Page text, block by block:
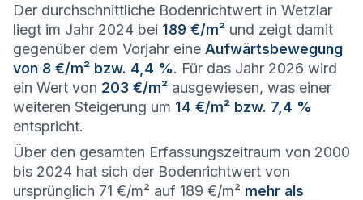
Der durchschnittliche Bodenrichtwert in Wetzlar
liegt im Jahr 2024 bei 189 €/m² und zeigt damit
gegenüber dem Vorjahr eine Aufwärtsbewegung
von 8 €/m² bzw. 4,4 %. Für das Jahr 2026 wird
ein Wert von 203 €/m² ausgewiesen, was einer
weiteren Steigerung um 14 €/m² bzw. 7,4 %
entspricht.
Über den gesamten Erfassungszeitraum von 2000
bis 2024 hat sich der Bodenrichtwert von
ursprünglich 71 €/m² auf 189 €/m² mehr als